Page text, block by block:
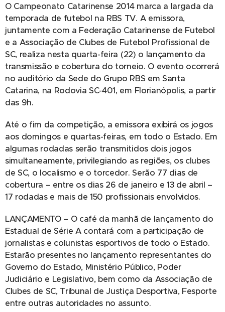
O Campeonato Catarinense 2014 marca a largada da
temporada de futebol na RBS TV. A emissora,
juntamente com a Federação Catarinense de Futebol
e a Associação de Clubes de Futebol Profissional de
SC, realiza nesta quarta-feira (22) o lançamento da
transmissão e cobertura do torneio. O evento ocorrerá
no auditório da Sede do Grupo RBS em Santa
Catarina, na Rodovia SC-401, em Florianópolis, a partir
das 9h.
Até o fim da competição, a emissora exibirá os jogos
aos domingos e quartas-feiras, em todo o Estado. Em
algumas rodadas serão transmitidos dois jogos
simultaneamente, privilegiando as regiões, os clubes
de SC, o localismo e o torcedor. Serão 77 dias de
cobertura – entre os dias 26 de janeiro e 13 de abril –
17 rodadas e mais de 150 profissionais envolvidos.
LANÇAMENTO – O café da manhã de lançamento do
Estadual de Série A contará com a participação de
jornalistas e colunistas esportivos de todo o Estado.
Estarão presentes no lançamento representantes do
Governo do Estado, Ministério Público, Poder
Judiciário e Legislativo, bem como da Associação de
Clubes de SC, Tribunal de Justiça Desportiva, Fesporte
entre outras autoridades no assunto.